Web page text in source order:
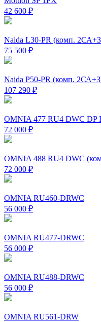
42 600 ₽
Naida L30-PR (комп.
75 500 ₽
Naida P50-PR (комп.
107 290 ₽
OMNIA 477 RU4 DWC
72 000 ₽
OMNIA 488 RU4 DWC
72 000 ₽
OMNIA RU460-DRWC
56 000 ₽
OMNIA RU477-DRWC
56 000 ₽
OMNIA RU488-DRWC
56 000 ₽
OMNIA RU561-DRW